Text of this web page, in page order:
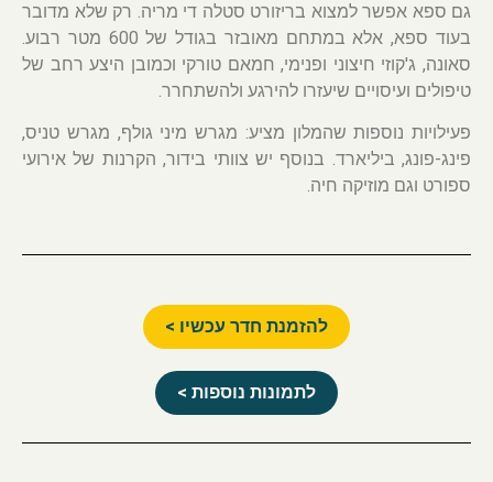
גם ספא אפשר למצוא בריזורט סטלה די מריה. רק שלא מדובר
בעוד ספא, אלא במתחם מאובזר בגודל של 600 מטר רבוע.
סאונה, ג'קוזי חיצוני ופנימי, חמאם טורקי וכמובן היצע רחב של
טיפולים ועיסויים שיעזרו להירגע ולהשתחרר.
פעילויות נוספות שהמלון מציע: מגרש מיני גולף, מגרש טניס,
פינג-פונג, ביליארד. בנוסף יש צוותי בידור, הקרנות של אירועי
ספורט וגם מוזיקה חיה.
להזמנת חדר עכשיו >
לתמונות נוספות >